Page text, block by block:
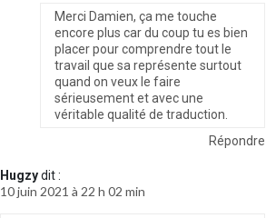
Merci Damien, ça me touche
encore plus car du coup tu es bien
placer pour comprendre tout le
travail que sa représente surtout
quand on veux le faire
sérieusement et avec une
véritable qualité de traduction.
Répondre
Hugzy dit :
10 juin 2021 à 22 h 02 min